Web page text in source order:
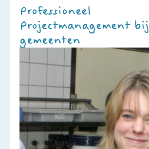
Professioneel
Projectmanagement bij
gemeenten